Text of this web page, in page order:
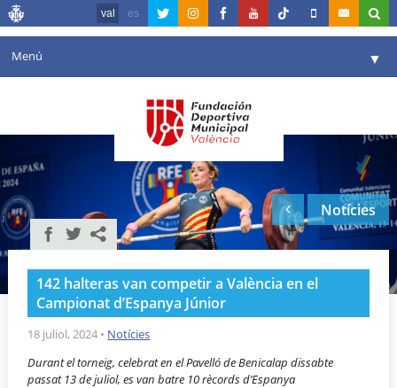
val es
Menú ▼
Agenda
Instal·lacions ▼
Comunicació ▼
València en esport
Portal de Transparència
Reserves
Notícies
142 halteras van competir a València en el
Campionat d’Espanya Júnior
18 juliol, 2024 • Notícies
Durant el torneig, celebrat en el Pavelló de Benicalap dissabte
passat 13 de juliol, es van batre 10 rècords d’Espanya